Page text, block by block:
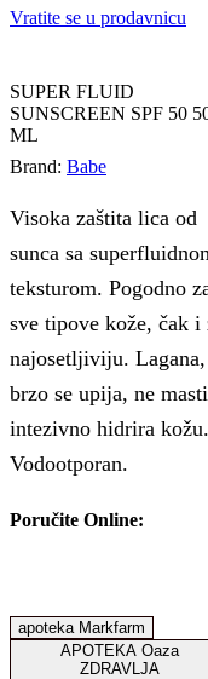
Vratite se u prodavnicu
SUPER FLUID
SUNSCREEN SPF 50
ML
Brand: Babe
Visoka zaštita lica od
sunca sa
teksturom. Pogodno
sve tipove kože, čak i
najosetljiviju. Lagana,
brzo se upija, ne
intezivno hidrira kožu.
Vodootporan.
Poručite Online:
apoteka Markfarm
APOTEKA Oaza
ZDRAVLJA